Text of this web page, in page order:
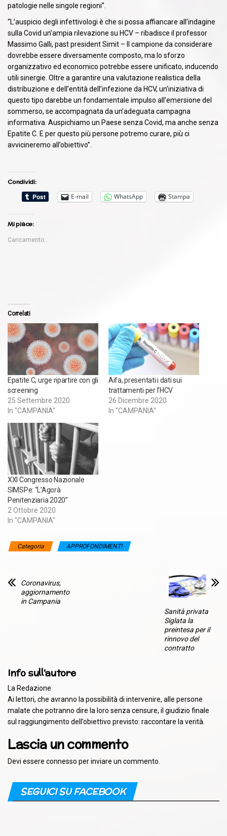
patologie nelle singole regioni”.
“L’auspicio degli infettivologi è che si possa affiancare all’indagine
sulla Covid un’ampia rilevazione su HCV – ribadisce il professor
Massimo Galli, past president Simit – Il campione da considerare
dovrebbe essere diversamente composto, ma lo sforzo
organizzativo ed economico potrebbe essere unificato, inducendo
utili sinergie. Oltre a garantire una valutazione realistica della
distribuzione e dell’entità dell’infezione da HCV, un’iniziativa di
questo tipo darebbe un fondamentale impulso all’emersione del
sommerso, se accompagnata da un’adeguata campagna
informativa. Auspichiamo un Paese senza Covid, ma anche senza
Epatite C. E per questo più persone potremo curare, più ci
avvicineremo all’obiettivo”.
Condividi:
E-mail
WhatsApp Stampa
Mi piace:
Caricamento...
Correlati
Epatite C, urge ripartire con gli
screening
25 Settembre 2020
In "CAMPANIA"
Aifa, presentati i dati sui
trattamenti per l’HCV
26 Dicembre 2020
In "CAMPANIA"
XXI Congresso Nazionale
SIMSPe: “L’Agorà
Penitenziaria 2020”
2 Ottobre 2020
In "CAMPANIA"
Categoria APPROFONDIMENTI
Coronavirus,
aggiornamento
in Campania
Sanità privata
Siglata la
preintesa per il
rinnovo del
contratto
Info sull'autore
La Redazione
Ai lettori, che avranno la possibilità di intervenire, alle persone
malate che potranno dire la loro senza censure, il giudizio finale
sul raggiungimento dell’obiettivo previsto: raccontare la verità.
Lascia un commento
Devi essere connesso per inviare un commento.
SEGUICI SU FACEBOOK